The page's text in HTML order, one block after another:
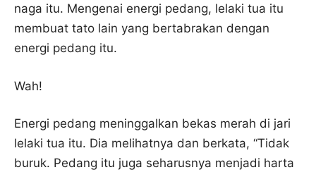
naga itu. Mengenai energi pedang, lelaki tua itu
membuat tato lain yang bertabrakan dengan
energi pedang itu.
Wah!
Energi pedang meninggalkan bekas merah di jari
lelaki tua itu. Dia melihatnya dan berkata, “Tidak
buruk. Pedang itu juga seharusnya menjadi harta